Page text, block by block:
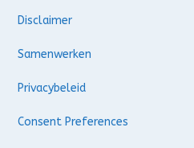
Disclaimer
Samenwerken
Privacybeleid
Consent Preferences